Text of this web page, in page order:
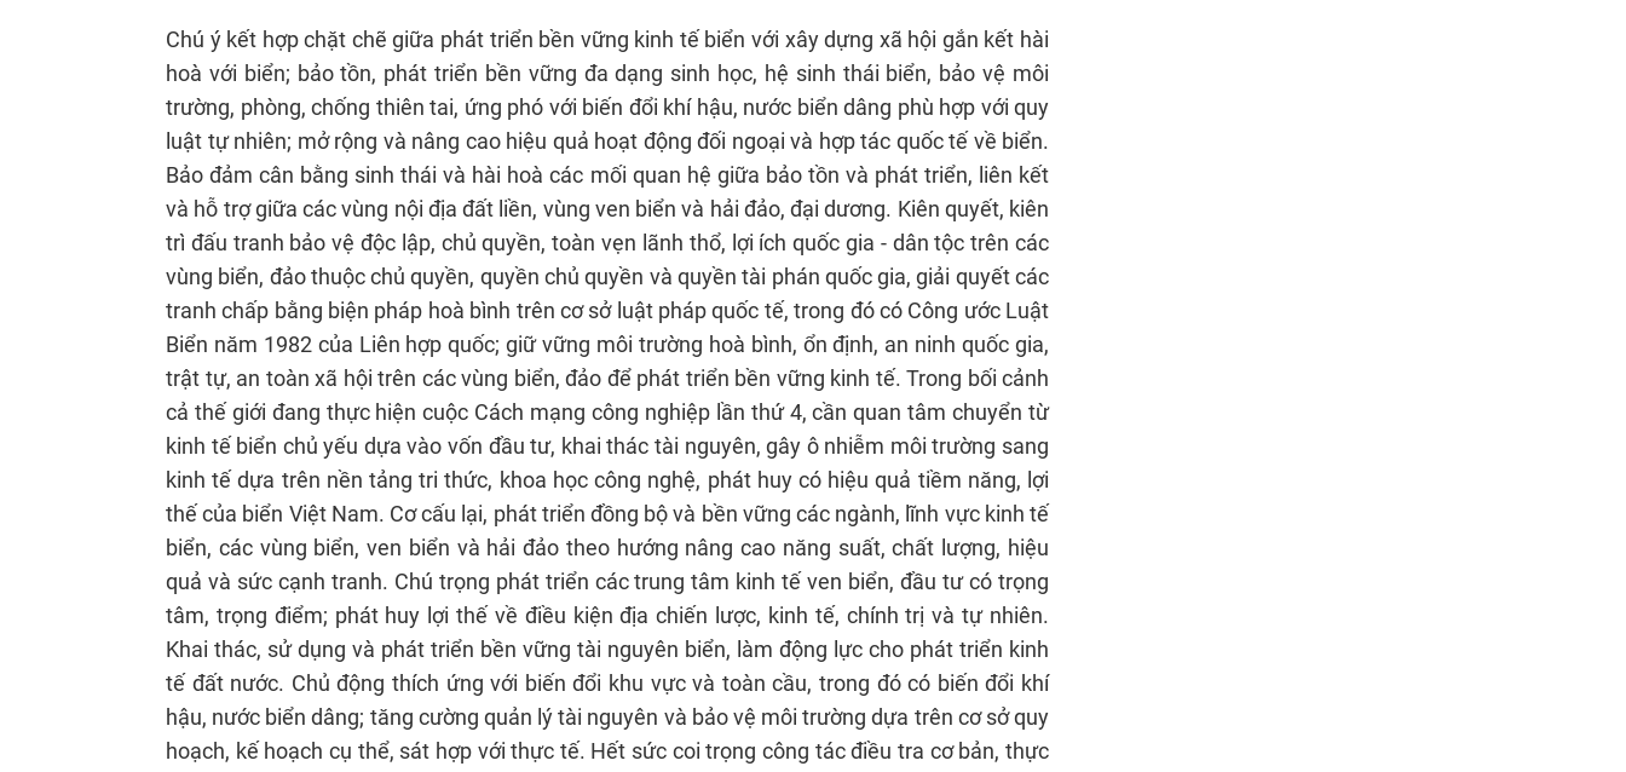
Chú ý kết hợp chặt chẽ giữa phát triển bền vững kinh tế biển với xây dựng xã hội gắn kết hài
hoà với biển; bảo tồn, phát triển bền vững đa dạng sinh học, hệ sinh thái biển, bảo vệ môi
trường, phòng, chống thiên tai, ứng phó với biến đổi khí hậu, nước biển dâng phù hợp với quy
luật tự nhiên; mở rộng và nâng cao hiệu quả hoạt động đối ngoại và hợp tác quốc tế về biển.
Bảo đảm cân bằng sinh thái và hài hoà các mối quan hệ giữa bảo tồn và phát triển, liên kết
và hỗ trợ giữa các vùng nội địa đất liền, vùng ven biển và hải đảo, đại dương. Kiên quyết, kiên
trì đấu tranh bảo vệ độc lập, chủ quyền, toàn vẹn lãnh thổ, lợi ích quốc gia - dân tộc trên các
vùng biển, đảo thuộc chủ quyền, quyền chủ quyền và quyền tài phán quốc gia, giải quyết các
tranh chấp bằng biện pháp hoà bình trên cơ sở luật pháp quốc tế, trong đó có Công ước Luật
Biển năm 1982 của Liên hợp quốc; giữ vững môi trường hoà bình, ổn định, an ninh quốc gia,
trật tự, an toàn xã hội trên các vùng biển, đảo để phát triển bền vững kinh tế. Trong bối cảnh
cả thế giới đang thực hiện cuộc Cách mạng công nghiệp lần thứ 4, cần quan tâm chuyển từ
kinh tế biển chủ yếu dựa vào vốn đầu tư, khai thác tài nguyên, gây ô nhiễm môi trường sang
kinh tế dựa trên nền tảng tri thức, khoa học công nghệ, phát huy có hiệu quả tiềm năng, lợi
thế của biển Việt Nam. Cơ cấu lại, phát triển đồng bộ và bền vững các ngành, lĩnh vực kinh tế
biển, các vùng biển, ven biển và hải đảo theo hướng nâng cao năng suất, chất lượng, hiệu
quả và sức cạnh tranh. Chú trọng phát triển các trung tâm kinh tế ven biển, đầu tư có trọng
tâm, trọng điểm; phát huy lợi thế về điều kiện địa chiến lược, kinh tế, chính trị và tự nhiên.
Khai thác, sử dụng và phát triển bền vững tài nguyên biển, làm động lực cho phát triển kinh
tế đất nước. Chủ động thích ứng với biến đổi khu vực và toàn cầu, trong đó có biến đổi khí
hậu, nước biển dâng; tăng cường quản lý tài nguyên và bảo vệ môi trường dựa trên cơ sở quy
hoạch, kế hoạch cụ thể, sát hợp với thực tế. Hết sức coi trọng công tác điều tra cơ bản, thực